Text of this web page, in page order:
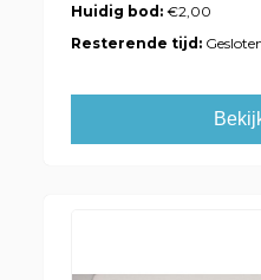
Huidig bod:€2,00
Resterende tijd: